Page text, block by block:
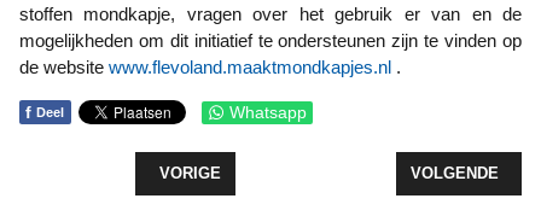
stoffen mondkapje, vragen over het gebruik er van en de
mogelijkheden om dit initiatief te ondersteunen zijn te vinden op
de website www.flevoland.maaktmondkapjes.nl .
f Deel Whatsapp
VORIG ARTIKEL: PAASTOESPRAAK
VORIGE VOLGENDE
VOLGENDE